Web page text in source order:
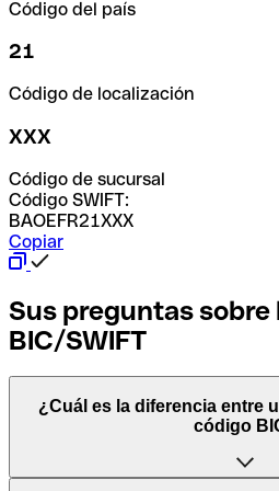
Código del país
21
Código de localización
XXX
Código de sucursal
Código SWIFT:
BAOEFR21XXX
Copiar
Sus preguntas sobre
BIC/SWIFT
¿Cuál es la diferencia entre
código